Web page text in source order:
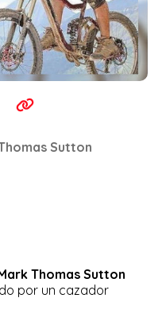
Sutton
Thomas Sutton
por un cazador